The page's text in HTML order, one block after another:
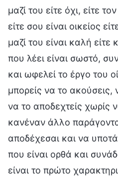
μαζί του είτε όχι, είτε
είτε σου είναι οικείος
μαζί του είναι καλή
που λέει είναι σωστό,
και ωφελεί το έργο του
μπορείς να το ακούσεις,
να το αποδεχτείς χωρίς
κανέναν άλλο
αποδέχεσαι και να
που είναι ορθά και
είναι το πρώτο